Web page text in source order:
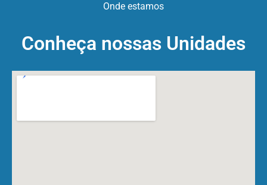
Onde estamos
Conheça nossas Unidades